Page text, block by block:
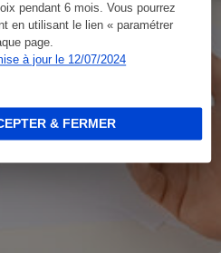
pendant 6 mois. Vous pourrez
en utilisant le lien « paramétrer
page.
à jour le 12/07/2024
& FERMER